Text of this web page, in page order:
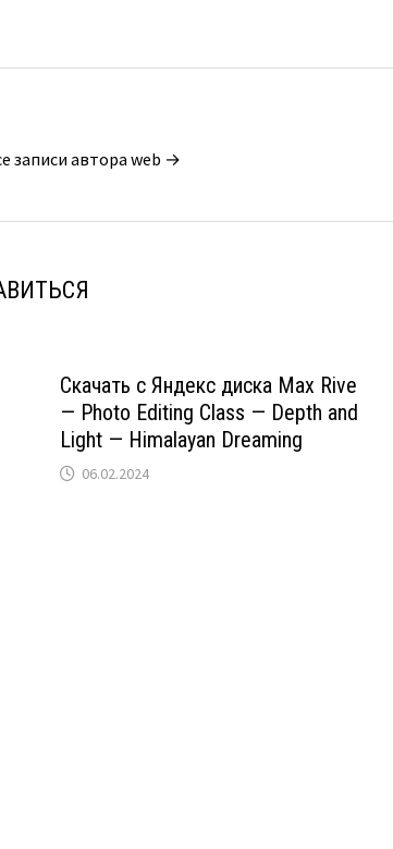
записи автора web →
Скачать с Яндекс диска Max Rive
— Photo Editing Class — Depth and
Light — Himalayan Dreaming
06.02.2024